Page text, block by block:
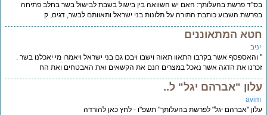
פרשת בהעלותך: האם יש השוואה בין בישול בשבת לבישול בשר בחלב פתיחה
השבוע כותבת התורה על תלונות בני ישראל ותאוותם לבשר, דגים, ק
המתאוננים
אשר בקרבו התאוו תאוה וישבו ויבכו גם בני ישראל ויאמרו מי יאכלנו בשר .
את הדגה אשר נאכל במצרים חנם את הקשאים ואת האבטחים ואת הח
"אברהם יגל" ל..
"אברהם יגל" לפרשת בהעלותך" תשפ"ו - לחץ כאן להורדה